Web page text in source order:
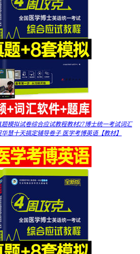
模拟试卷综合应试教程教材27博士统一考试词汇
慧十天搞定辅导卷子 医学考博英语【教材】